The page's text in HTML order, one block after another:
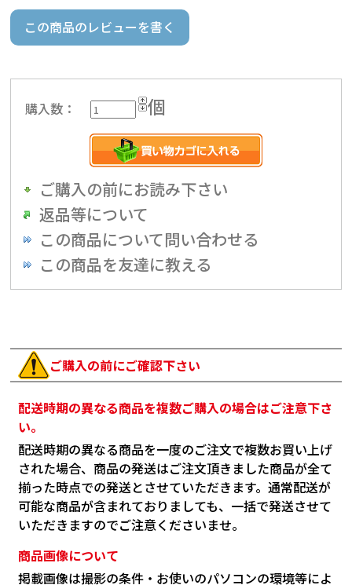
この商品のレビューを書く
購入数： 個
ご購入の前にお読み下さい
返品等について
この商品について問い合わせる
この商品を友達に教える
ご購入の前にご確認下さい
配送時期の異なる商品を複数ご購入の場合はご注意下さ
い。
配送時期の異なる商品を一度のご注文で複数お買い上げ
された場合、商品の発送はご注文頂きました商品が全て
揃った時点での発送とさせていただきます。通常配送が
可能な商品が含まれておりましても、一括で発送させて
いただきますのでご注意くださいませ。
商品画像について
掲載画像は撮影の条件・お使いのパソコンの環境等によ